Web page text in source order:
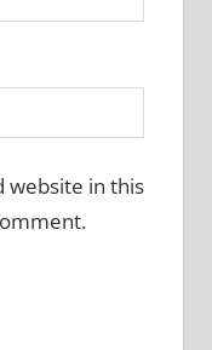
website in this